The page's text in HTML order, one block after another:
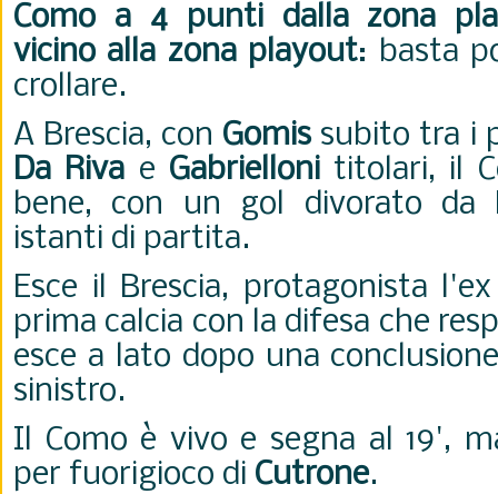
Como a 4 punti dalla zona
vicino alla zona playout: basta
crollare.
A Brescia, con Gomis subito tra i
Da Riva e Gabriellonititolari, il
bene, con un gol divorato da
istanti di partita.
Esce il Brescia, protagonista
prima calcia con la difesa che
esce a lato dopo una
sinistro.
Il Como è vivo e segna al 19',
per fuorigioco di Cutrone.